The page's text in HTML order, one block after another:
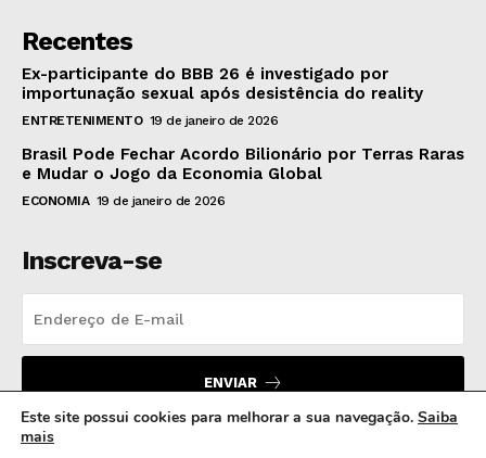
Recentes
Ex-participante do BBB 26 é investigado por
importunação sexual após desistência do reality
ENTRETENIMENTO 19 de janeiro de 2026
Brasil Pode Fechar Acordo Bilionário por Terras Raras
e Mudar o Jogo da Economia Global
ECONOMIA 19 de janeiro de 2026
Inscreva-se
ENVIAR
Este site possui cookies para melhorar a sua navegação. Saiba
mais